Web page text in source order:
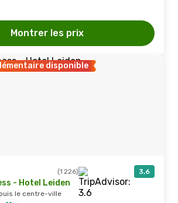
Montrer les prix
disponible
(1 226) 3,6
- Hotel Leiden
le centre-ville